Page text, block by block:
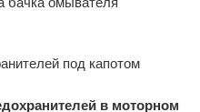
под капотом
в моторном